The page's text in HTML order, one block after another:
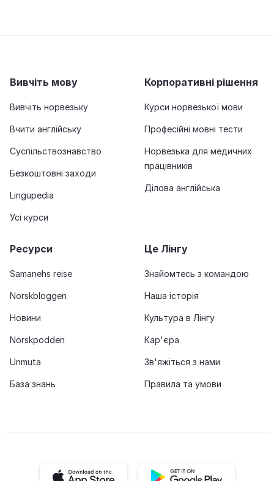
Вивчіть мову
Вивчіть норвезьку
Вчити англійську
Суспільствознавство
Безкоштовні заходи
Lingupedia
Усі курси
Корпоративні рішення
Курси норвезької мови
Професійні мовні тести
Норвезька для медичних
працівників
Ділова англійська
Ресурси
Samanehs reise
Norskbloggen
Новини
Norskpodden
Unmuta
База знань
Це Лінгу
Знайомтесь з командою
Наша історія
Культура в Лінгу
Кар'єра
Зв'яжіться з нами
Правила та умови